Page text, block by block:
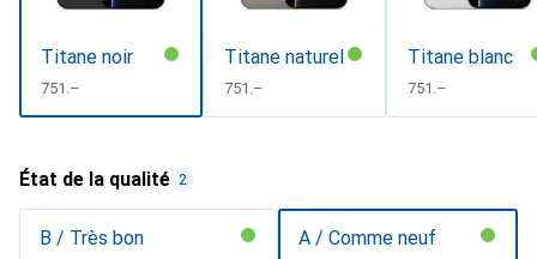
Titane noir
CHF
751.–
Titane naturel
CHF
751.–
Titane blanc
CHF
751.–
État de la qualité 2
B / Très bon A / Comme neuf